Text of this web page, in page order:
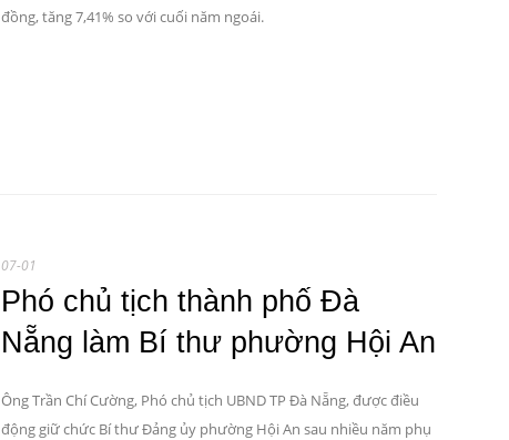
đồng, tăng 7,41% so với cuối năm ngoái.
07-01
Phó chủ tịch thành phố Đà
Nẵng làm Bí thư phường Hội An
Ông Trần Chí Cường, Phó chủ tịch UBND TP Đà Nẵng, được điều
động giữ chức Bí thư Đảng ủy phường Hội An sau nhiều năm phụ